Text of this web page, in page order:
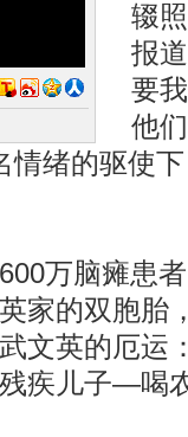
辍
报
要
他
情绪的驱使
万脑瘫患者
家的双胞胎
文英的厄运
疾儿子—喝